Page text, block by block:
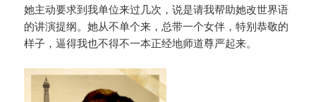
她主动要求到我单位来过几次，说是请我帮助她改世界语
的讲演提纲。她从不单个来，总带一个女伴，特别恭敬的
样子，逼得我也不得不一本正经地师道尊严起来。